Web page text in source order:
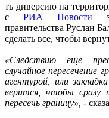
ть диверсию на
с РИА Новости
правительства Руслан
сделать все, чтобы
«Следствию еще
случайное пересечение
агентурой, или
верится, чтобы сразу
пересечь границу», -